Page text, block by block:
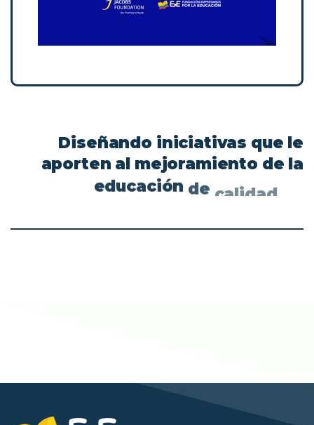
Diseñando iniciativas que le
aporten al mejoramiento de la
educación de calidad